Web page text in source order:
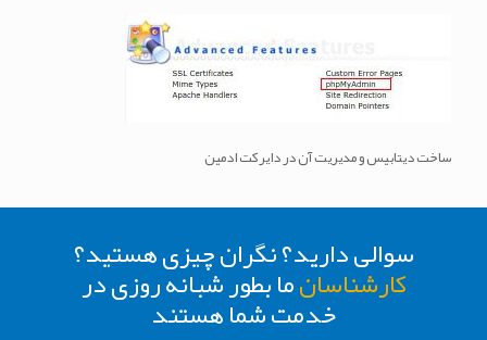
ساخت دیتابیس و مدیریت آن در دایرکت ادمین
سوالی دارید؟ نگران چیزی هستید؟
کارشناسانما بطور شبانه روزی در
خدمت شما هستند